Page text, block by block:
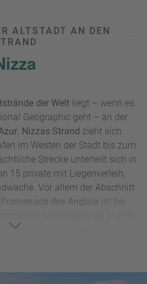
ALTSTADT AN DEN
der Welt liegt – wenn es
Geographic geht – an der
. Nizzas Strand zieht sich
im Westen der Stadt bis zum
Strecke unterteilt sich in
15 private mit Liegenverleih,
Vor allem der Abschnitt
Promenade des Anglais ist bei
Stadtzentrum befindet. Auch
sich gut zu Fuß, mit dem Rad